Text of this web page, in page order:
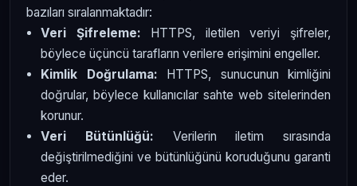
bazıları sıralanmaktadır:
Veri Şifreleme: HTTPS, iletilen veriyi şifreler,
böylece üçüncü tarafların verilere erişimini engeller.
Kimlik Doğrulama: HTTPS, sunucunun kimliğini
doğrular, böylece kullanıcılar sahte web sitelerinden
korunur.
Veri Bütünlüğü: Verilerin iletim sırasında
değiştirilmediğini ve bütünlüğünü koruduğunu garanti
eder.